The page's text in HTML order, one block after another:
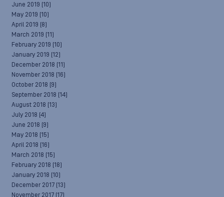
June 2019 (10)
May 2019 (10)
April 2019 (8)
March 2019 (11)
February 2019 (10)
January 2019 (12)
December 2018 (11)
November 2018 (16)
October 2018 (9)
September 2018 (14)
August 2018 (13)
July 2018 (4)
June 2018 (9)
May 2018 (15)
April 2018 (16)
March 2018 (15)
February 2018 (18)
January 2018 (10)
December 2017 (13)
November 2017 (17)